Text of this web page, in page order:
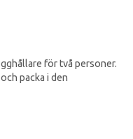
för två personer.
packa i den